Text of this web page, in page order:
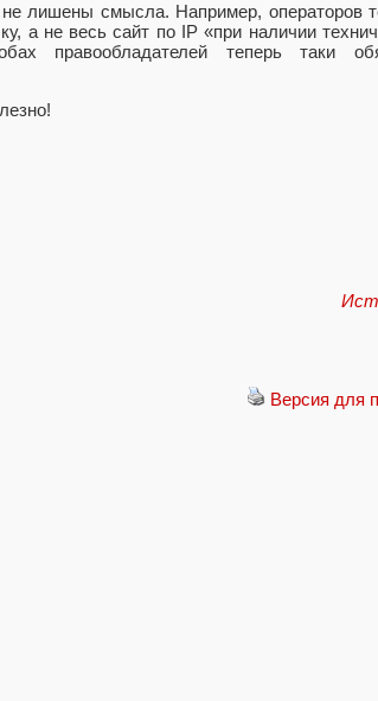
лишены смысла. Например, операторов
а не весь сайт по IP «при наличии
правообладателей теперь таки
Версия для